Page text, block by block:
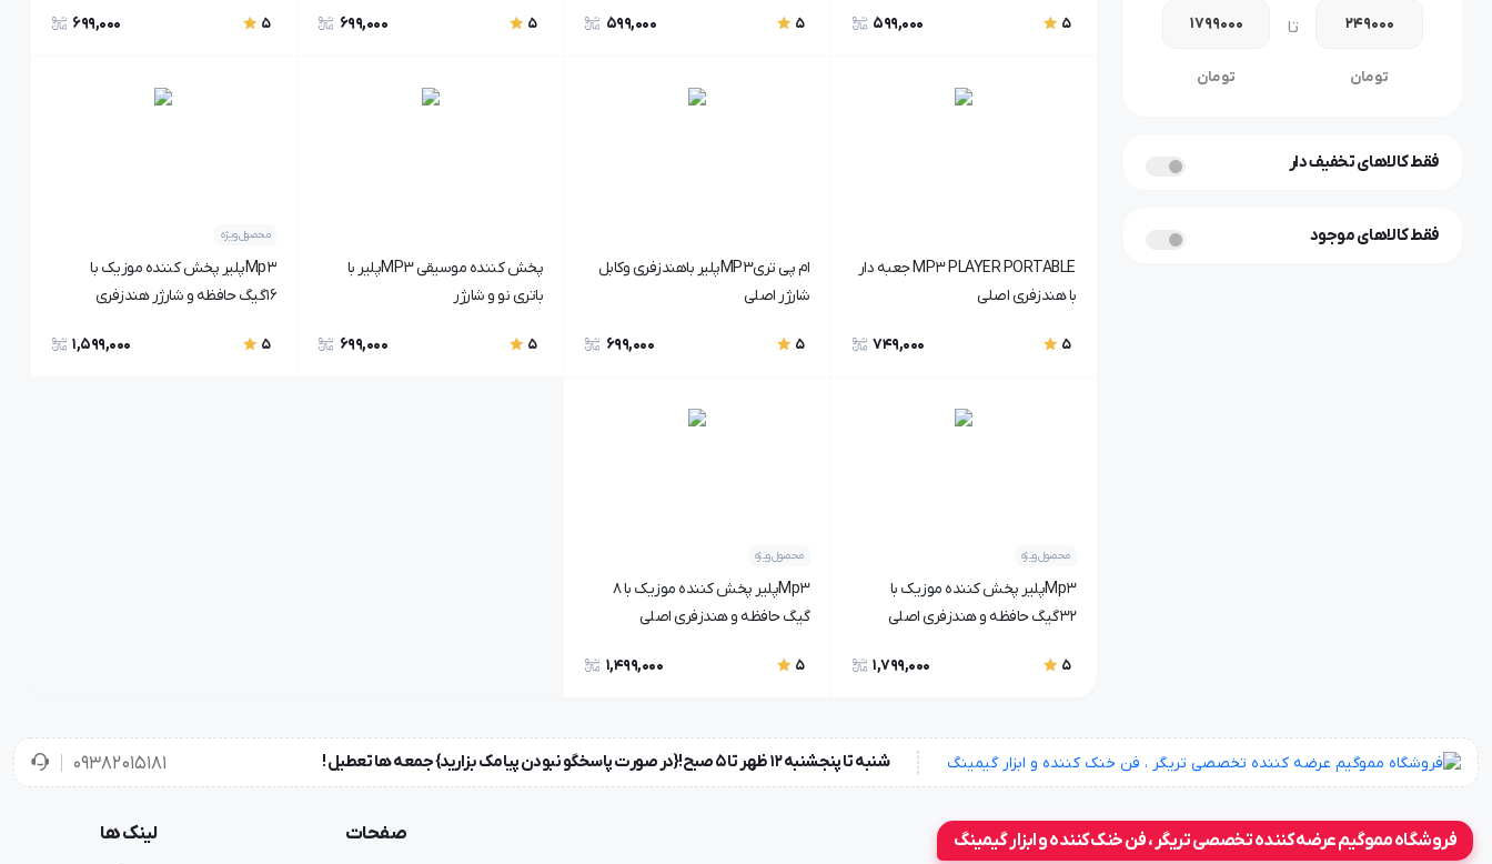
SONY
بنفش
تومان
تا
تومان
فقط کالاهای تخفیف دار
فقط کالاهای موجود
5
599,000
5
599,000
5
699,000
5
699,000
MP3 PLAYER PORTABLE جعبه دار
با هندزفری اصلی
5
749,000
ام پی تریMP3پلیر باهندزفری وکابل
شارژر اصلی
5
699,000
پخش کننده موسیقی MP3پلیر با
باتری نو و شارژر
5
699,000
محصول ویژه
Mp3پلیر پخش کننده موزیک با
۱۶گیگ حافظه و شارژر هندزفری
5
1,599,000
محصول ویژه
Mp3پلیر پخش کننده موزیک با
32گیگ حافظه و هندزفری اصلی
5
1,799,000
محصول ویژه
Mp3پلیر پخش کننده موزیک با 8
گیگ حافظه و هندزفری اصلی
5
1,499,000
شنبه تا پنجشنبه ۱۲ ظهر تا 5 صبح!{در صورت پاسخگو نبودن پیامک بزارید} جمعه ها تعطیل ! ۰۹۳۸۲۰۱۵۱۸۱
فروشگاه مموگیم عرضه کننده تخصصی تریگر ، فن خنک کننده و ابزار گیمینگ صفحات لینک ها